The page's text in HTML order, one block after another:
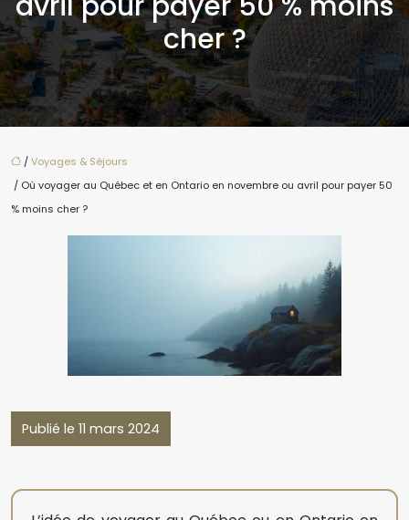
cher ?
/Voyages & Séjours
/ Où voyager au Québec et en Ontario en novembre ou avril pour payer 50
% moins cher ?
Publié le 11 mars 2024